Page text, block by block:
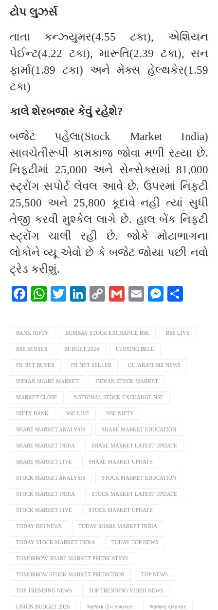
ટોપ લુઝર્સ
તાતા કન્ઝ્યુમર(4.55 ટકા), એશિયન
પેઈન્ટ(4.22 ટકા), મારૂતિ(2.39 ટકા), સન
ફાર્મા(1.89 ટકા) અને મેક્સ હેલ્થકેર(1.59
ટકા)
કાલે શેરબજાર કેવું રહેશે?
બજેટ પહેલા(Stock Market India)
સાવચેતીરૂપી કામકાજ જોવા મળી રહ્યા છે.
નિફ્ટીમાં 25,000 અને સેન્સેક્સમાં 81,000
સ્ટ્રોંગ સપોર્ટ લેવલ આવે છે. ઉપરમાં નિફ્ટી
25,500 અને 25,800 કૂદાવે નહી ત્યાં સુધી
તેજી કરવી મુશ્કેલ લાગે છે. હાલ બેંક નિફ્ટી
સ્ટ્રોંગ ચાલી રહી છે. જોકે મોટાભાગના
લોકોને વ્યૂ એવો છે કે બજેટ જોયા પછી નવો
ટ્રેડ કરીશું.
Facebook
WhatsApp
TwitterLinkedIn
CopyGmailEmail
BANK NIFTY BOMBAY STOCK EXCHANGE BSE BSE LIVE
BSE SENSEX BUDGET 2026 CLOSING BELL
FII NET BUYER FII NET SELLER GUJARATI BIZ NEWS
INDIAN SHARE MARKET INDIAN STOCK MARKET
MARKET CLOSE NATIONAL STOCK EXCHANGE NSE
NIFTY BANK NSE LIVE NSE NIFTY
SHARE MARKET ANALYSIS SHARE MARKET EDUCATION
SHARE MARKET INDIA SHARE MARKET LATEST UPDATE
SHARE MARKET LIVE SHARE MARKET UPDATE
STOCK MARKET ANALYSIS STOCK MARKET EDUCATION
STOCK MARKET INDIA STOCK MARKET LATEST UPDATE
STOCK MARKET LIVE STOCK MARKET UPDATE
TODAY BIG NEWS TODAY SHARE MARKET INDIA
TODAY STOCK MARKET INDIA TODAY TOP NEWS
TOMORROW SHARE MARKET PREDICATION
TOMORROW STOCK MARKET PREDICTION TOP NEWS
TOP TRENDING NEWS TOP TRENDING VIDEO NEWS
UNION BUDGET 2026 આજના ટોપ સમાચાર આજના સમાચાર